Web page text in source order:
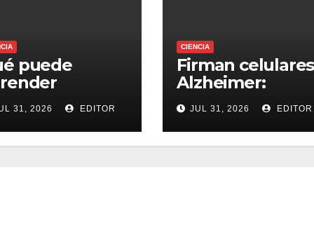
puede
de
Japón y
países que
31, 2026 EDITOR
CIENCIA
Firman celulares
Alzheimer:
descubren
celulares
compartidas
entre grupos
JUL 31, 2026 EDITOR